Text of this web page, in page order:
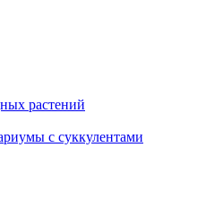
растений
с суккулентами